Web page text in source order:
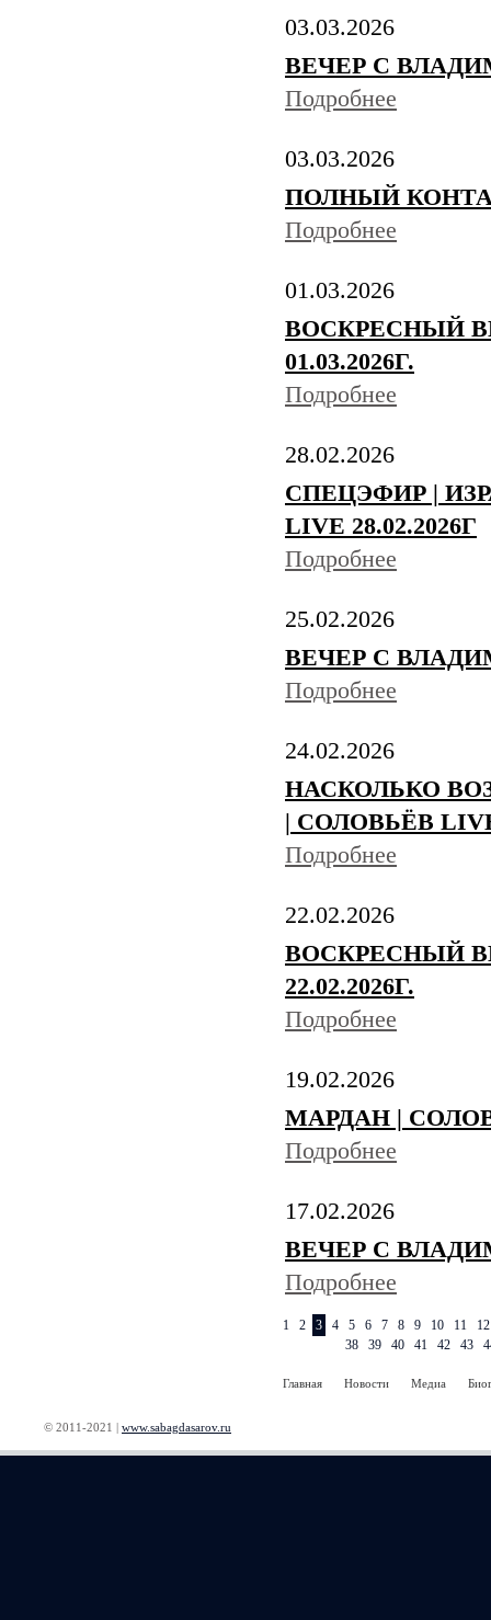
03.03.2026
ВЕЧЕР С
Подробнее
03.03.2026
ПОЛНЫЙ
Подробнее
01.03.2026
ВОСКРЕСНЫЙ
01.03.2026Г.
Подробнее
28.02.2026
СПЕЦЭФИР |
LIVE 28.02.2026Г
Подробнее
25.02.2026
ВЕЧЕР С
Подробнее
24.02.2026
НАСКОЛЬКО
| СОЛОВЬЁВ
Подробнее
22.02.2026
ВОСКРЕСНЫЙ
22.02.2026Г.
Подробнее
19.02.2026
МАРДАН |
Подробнее
17.02.2026
ВЕЧЕР С
Подробнее
1 2 3 4 5 6 7 8 9 10 11
12
38
39 40 41 42 43
Главная Новости Медиа
© 2011-2021 | www.sabagdasarov.ru